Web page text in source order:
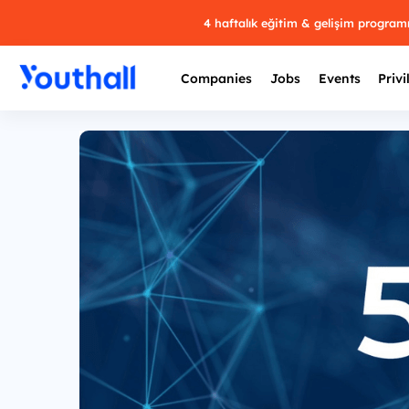
4 haftalık eğitim & gelişim
Companies Jobs Events